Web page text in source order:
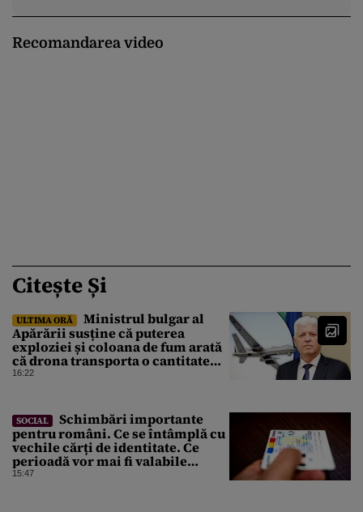
Recomandarea video
Citește Și
ULTIMA ORĂ
Ministrul bulgar al
Apărării susține că puterea
exploziei și coloana de fum arată
că drona transporta o cantitate
semnificativă de exploziv
16:22
SOCIAL
Schimbări importante
pentru români. Ce se întâmplă cu
vechile cărți de identitate. Ce
perioadă vor mai fi valabile
buletinele clasice
15:47